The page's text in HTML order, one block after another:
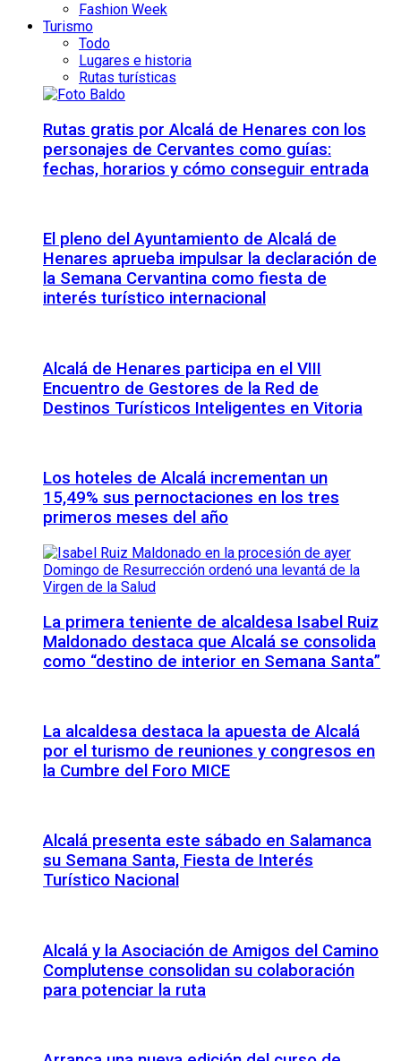
Fashion Week
Turismo
Todo
Lugares e historia
Rutas turísticas
Rutas gratis por Alcalá de Henares con los
personajes de Cervantes como guías:
fechas, horarios y cómo conseguir entrada
El pleno del Ayuntamiento de Alcalá de
Henares aprueba impulsar la declaración de
la Semana Cervantina como fiesta de
interés turístico internacional
Alcalá de Henares participa en el VIII
Encuentro de Gestores de la Red de
Destinos Turísticos Inteligentes en Vitoria
Los hoteles de Alcalá incrementan un
15,49% sus pernoctaciones en los tres
primeros meses del año
La primera teniente de alcaldesa Isabel Ruiz
Maldonado destaca que Alcalá se consolida
como “destino de interior en Semana Santa”
La alcaldesa destaca la apuesta de Alcalá
por el turismo de reuniones y congresos en
la Cumbre del Foro MICE
Alcalá presenta este sábado en Salamanca
su Semana Santa, Fiesta de Interés
Turístico Nacional
Alcalá y la Asociación de Amigos del Camino
Complutense consolidan su colaboración
para potenciar la ruta